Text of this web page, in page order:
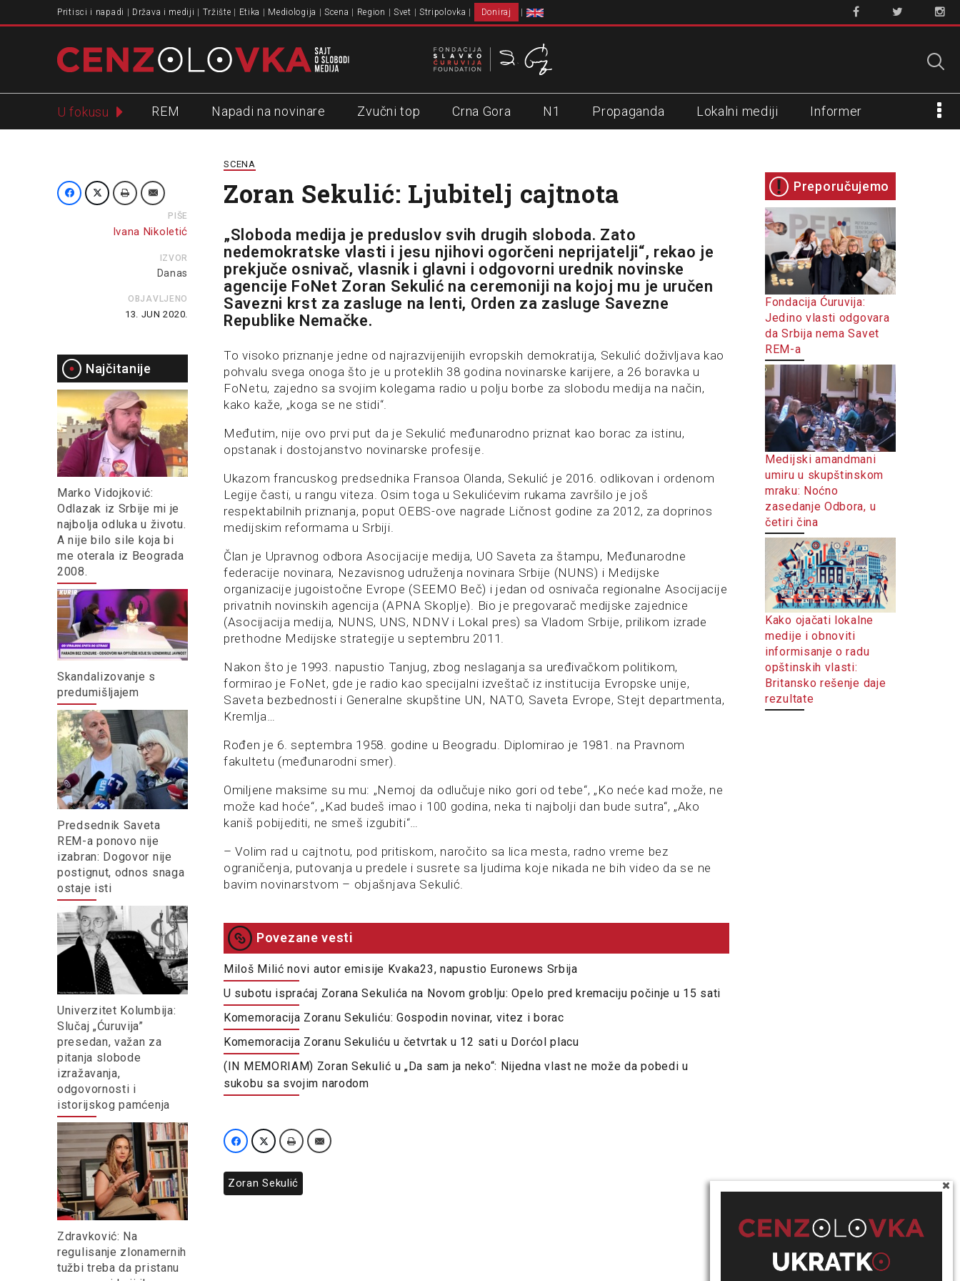
Pritisci i napadi Država i mediji Tržište Etika Mediologija Scena Region Svet Stripolovka Doniraj
U fokusu REM Napadi na novinare Zvučni top Crna Gora N1 Propaganda Lokalni mediji Informer
PIŠE
Ivana Nikoletić
IZVOR
Danas
OBJAVLJENO
13. JUN 2020.
Najčitanije
Marko Vidojković:
Odlazak iz Srbije mi je
najbolja odluka u životu.
A nije bilo sile koja bi
me oterala iz Beograda
2008.
Skandalizovanje s
predumišljajem
Predsednik Saveta
REM-a ponovo nije
izabran: Dogovor nije
postignut, odnos snaga
ostaje isti
Univerzitet Kolumbija:
Slučaj „Ćuruvija”
presedan, važan za
pitanja slobode
izražavanja,
odgovornosti i
istorijskog pamćenja
Zdravković: Na
regulisanje zlonamernih
tužbi treba da pristanu
SCENA
Zoran Sekulić: Ljubitelj cajtnota
„Sloboda medija je preduslov svih drugih sloboda. Zato
nedemokratske vlasti i jesu njihovi ogorčeni neprijatelji“, rekao je
prekjuče osnivač, vlasnik i glavni i odgovorni urednik novinske
agencije FoNet Zoran Sekulić na ceremoniji na kojoj mu je uručen
Savezni krst za zasluge na lenti, Orden za zasluge Savezne
Republike Nemačke.
To visoko priznanje jedne od najrazvijenijih evropskih demokratija, Sekulić doživljava kao
pohvalu svega onoga što je u proteklih 38 godina novinarske karijere, a 26 boravka u
FoNetu, zajedno sa svojim kolegama radio u polju borbe za slobodu medija na način,
kako kaže, „koga se ne stidi“.
Međutim, nije ovo prvi put da je Sekulić međunarodno priznat kao borac za istinu,
opstanak i dostojanstvo novinarske profesije.
Ukazom francuskog predsednika Fransoa Olanda, Sekulić je 2016. odlikovan i ordenom
Legije časti, u rangu viteza. Osim toga u Sekulićevim rukama završilo je još
respektabilnih priznanja, poput OEBS-ove nagrade Ličnost godine za 2012, za doprinos
medijskim reformama u Srbiji.
Član je Upravnog odbora Asocijacije medija, UO Saveta za štampu, Međunarodne
federacije novinara, Nezavisnog udruženja novinara Srbije (NUNS) i Medijske
organizacije jugoistočne Evrope (SEEMO Beč) i jedan od osnivača regionalne Asocijacije
privatnih novinskih agencija (APNA Skoplje). Bio je pregovarač medijske zajednice
(Asocijacija medija, NUNS, UNS, NDNV i Lokal pres) sa Vladom Srbije, prilikom izrade
prethodne Medijske strategije u septembru 2011.
Nakon što je 1993. napustio Tanjug, zbog neslaganja sa uređivačkom politikom,
formirao je FoNet, gde je radio kao specijalni izveštač iz institucija Evropske unije,
Saveta bezbednosti i Generalne skupštine UN, NATO, Saveta Evrope, Stejt departmenta,
Kremlja…
Rođen je 6. septembra 1958. godine u Beogradu. Diplomirao je 1981. na Pravnom
fakultetu (međunarodni smer).
Omiljene maksime su mu: „Nemoj da odlučuje niko gori od tebe“, „Ko neće kad može, ne
može kad hoće“, „Kad budeš imao i 100 godina, neka ti najbolji dan bude sutra“, „Ako
kaniš pobijediti, ne smeš izgubiti“…
– Volim rad u cajtnotu, pod pritiskom, naročito sa lica mesta, radno vreme bez
ograničenja, putovanja u predele i susrete sa ljudima koje nikada ne bih video da se ne
bavim novinarstvom – objašnjava Sekulić.
Povezane vesti
Miloš Milić novi autor emisije Kvaka23, napustio Euronews Srbija
U subotu ispraćaj Zorana Sekulića na Novom groblju: Opelo pred kremaciju počinje u 15 sati
Komemoracija Zoranu Sekuliću: Gospodin novinar, vitez i borac
Komemoracija Zoranu Sekuliću u četvrtak u 12 sati u Dorćol placu
(IN MEMORIAM) Zoran Sekulić u „Da sam ja neko“: Nijedna vlast ne može da pobedi u
sukobu sa svojim narodom
Zoran Sekulić
Preporučujemo
Fondacija Ćuruvija:
Jedino vlasti odgovara
da Srbija nema Savet
REM-a
Medijski amandmani
umiru u skupštinskom
mraku: Noćno
zasedanje Odbora, u
četiri čina
Kako ojačati lokalne
medije i obnoviti
informisanje o radu
opštinskih vlasti:
Britansko rešenje daje
rezultate